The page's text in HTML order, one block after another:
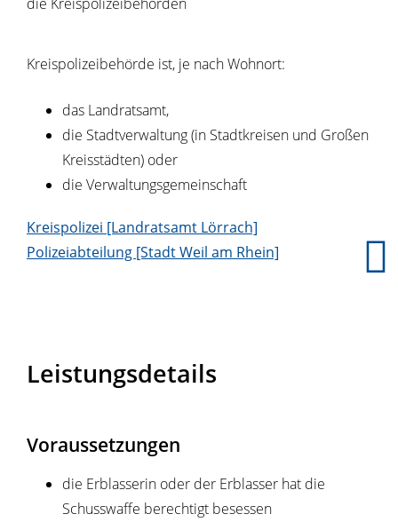
Kreispolizeibehörde ist, je nach Wohnort:
das Landratsamt,
die Stadtverwaltung (in Stadtkreisen und Großen
Kreisstädten) oder
die Verwaltungsgemeinschaft
Kreispolizei [Landratsamt Lörrach]
Polizeiabteilung [Stadt Weil am Rhein]
Leistungsdetails
Voraussetzungen
die Erblasserin oder der Erblasser hat die
Schusswaffe berechtigt besessen